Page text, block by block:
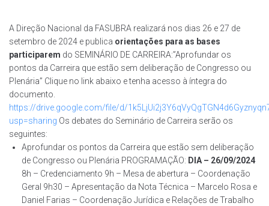
A Direção Nacional da FASUBRA realizará nos dias 26 e 27 de
setembro de 2024 e publica orientações para as bases
participarem do SEMINÁRIO DE CARREIRA:”Aprofundar os
pontos da Carreira que estão sem deliberação de Congresso ou
Plenária” Clique no link abaixo e tenha acesso à íntegra do
documento.
https://drive.google.com/file/d/
usp=sharing Os debates do Seminário de Carreira serão os
seguintes:
Aprofundar os pontos da Carreira que estão sem deliberação
de Congresso ou Plenária PROGRAMAÇÃO: DIA – 26/09/2024
8h – Credenciamento 9h – Mesa de abertura – Coordenação
Geral 9h30 – Apresentação da Nota Técnica – Marcelo Rosa e
Daniel Farias – Coordenação Jurídica e Relações de Trabalho